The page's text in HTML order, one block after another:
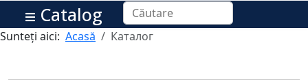
Catalog
Sunteți aici: Acasă Каталог